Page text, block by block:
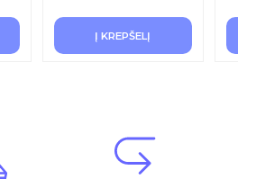
Į KREPŠELĮ